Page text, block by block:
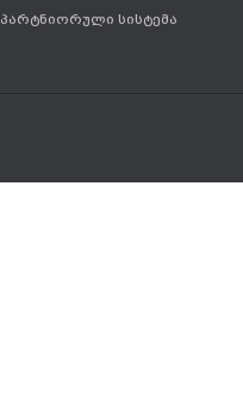
პარტნიორული სისტემა